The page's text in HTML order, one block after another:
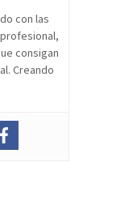
con las
consigan
Creando